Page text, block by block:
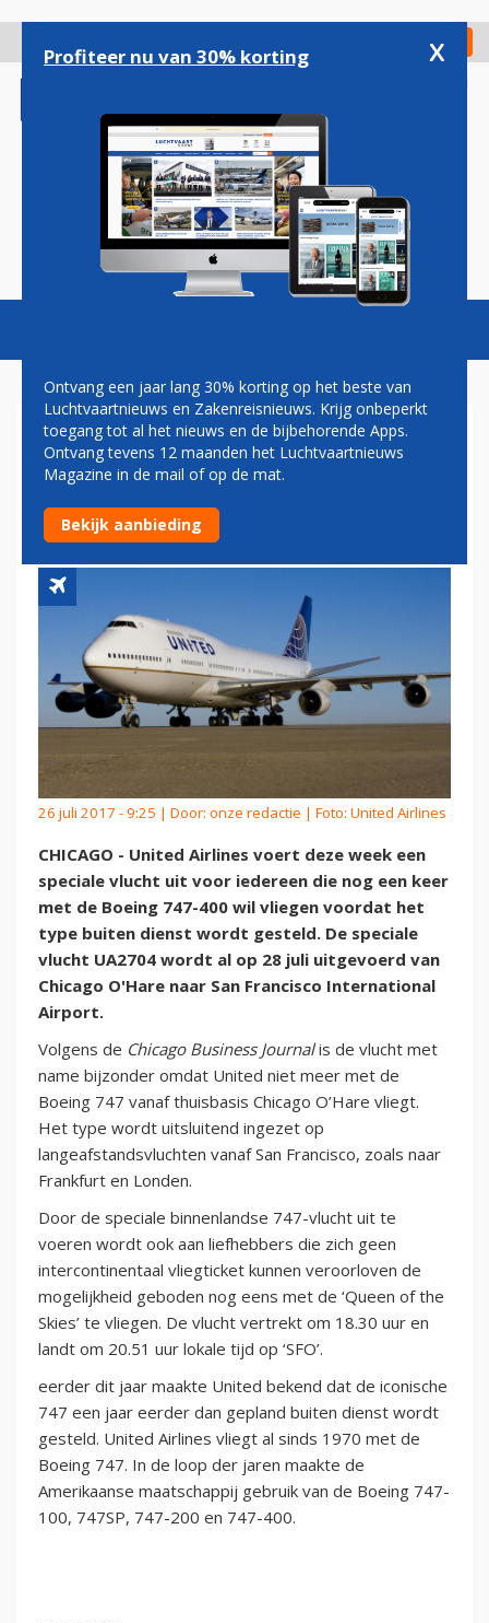
gaan
Check in
Magazine Podcasts Vacatures
UNITED AIRLINES KOMT
BOEING 747-LIEFHEBBERS
TEGEMOET
26 juli 2017 - 9:25 | Door: onze redactie | Foto: United Airlines
CHICAGO - United Airlines voert deze week een
speciale vlucht uit voor iedereen die nog een keer
met de Boeing 747-400 wil vliegen voordat het
type buiten dienst wordt gesteld. De speciale
vlucht UA2704 wordt al op 28 juli uitgevoerd van
Chicago O'Hare naar San Francisco International
Airport.
Volgens de Chicago Business Journalis de vlucht met
name bijzonder omdat United niet meer met de
Boeing 747 vanaf thuisbasis Chicago O’Hare vliegt.
Het type wordt uitsluitend ingezet op
langeafstandsvluchten vanaf San Francisco, zoals naar
Frankfurt en Londen.
Door de speciale binnenlandse 747-vlucht uit te
voeren wordt ook aan liefhebbers die zich geen
intercontinentaal vliegticket kunnen veroorloven de
mogelijkheid geboden nog eens met de ‘Queen of the
Skies’ te vliegen. De vlucht vertrekt om 18.30 uur en
landt om 20.51 uur lokale tijd op ‘SFO’.
eerder dit jaar maakte United bekend dat de iconische
747 een jaar eerder dan gepland buiten dienst wordt
gesteld. United Airlines vliegt al sinds 1970 met de
Boeing 747. In de loop der jaren maakte de
Amerikaanse maatschappij gebruik van de Boeing 747-
100, 747SP, 747-200 en 747-400.
Profiteer nu van 30% korting x
Ontvang een jaar lang 30% korting op het beste van
Luchtvaartnieuws en Zakenreisnieuws. Krijg onbeperkt
toegang tot al het nieuws en de bijbehorende Apps.
Ontvang tevens 12 maanden het Luchtvaartnieuws
Magazine in de mail of op de mat.
Bekijk aanbieding